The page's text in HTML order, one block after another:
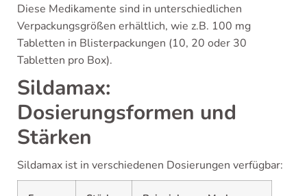
Diese Medikamente sind in unterschiedlichen
Verpackungsgrößen erhältlich, wie z.B. 100 mg
Tabletten in Blisterpackungen (10, 20 oder 30
Tabletten pro Box).
Sildamax:
Dosierungsformen und
Stärken
Sildamax ist in verschiedenen Dosierungen verfügbar: